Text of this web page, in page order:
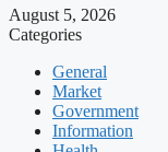
August 5, 2026
Categories
General
Market
Government
Information